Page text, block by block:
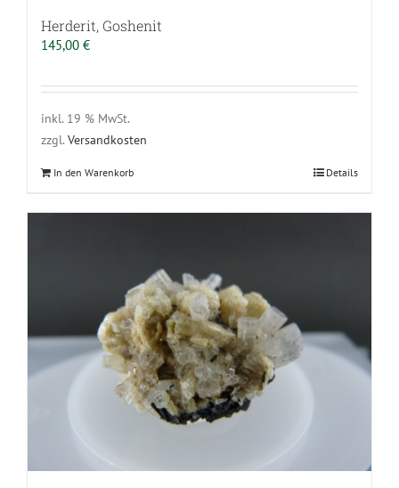
Herderit, Goshenit
145,00 €
inkl. 19 % MwSt.
zzgl. Versandkosten
In den Warenkorb Details